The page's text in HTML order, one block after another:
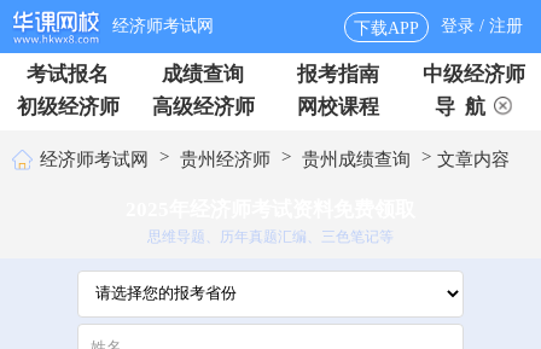
经济师考试网 下载APP 登录 / 注册
考试报名 成绩查询 报考指南
中级经济师
初级经济师
高级经济师 网校课程 导 航
经济师考试网 > 贵州经济师 > 贵州成绩查询 > 文章内容
思维导题、历年真题汇编、三色笔记等